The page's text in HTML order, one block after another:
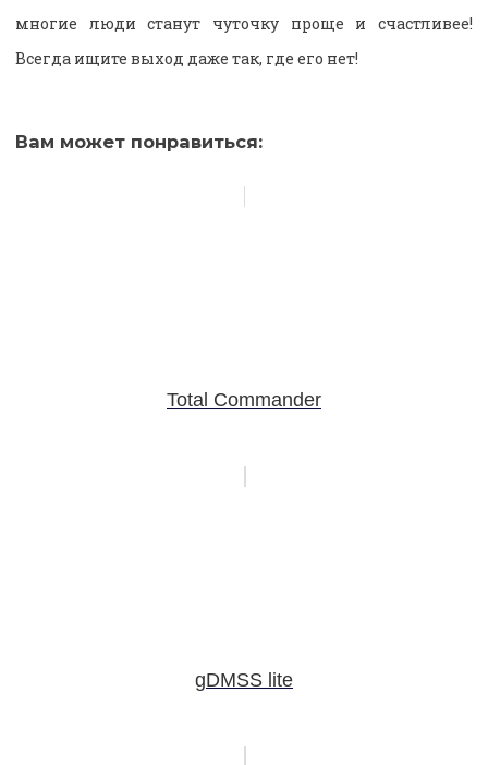
многие люди станут чуточку проще и счастливее!
Всегда ищите выход даже так, где его нет!
Вам может понравиться:
Total Commander
gDMSS lite